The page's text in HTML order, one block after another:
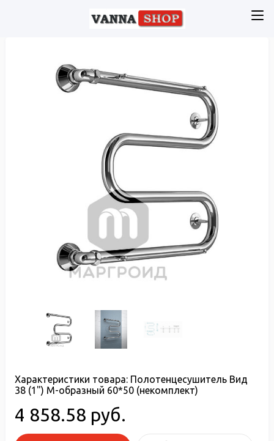
Характеристики товара: Полотенцесушитель Вид
38 (1") М-образный 60*50 (некомплект)
4 858.58 руб.